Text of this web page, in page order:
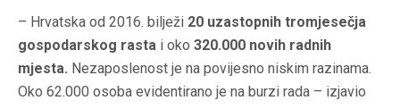
– Hrvatska od 2016. bilježi 20 uzastopnih tromjesečja
gospodarskog rasta i oko 320.000 novih radnih
mjesta. Nezaposlenost je na povijesno niskim razinama.
Oko 62.000 osoba evidentirano je na burzi rada – izjavio